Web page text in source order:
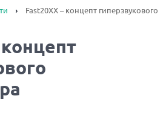
Fast20XX – концепт гиперзвукового